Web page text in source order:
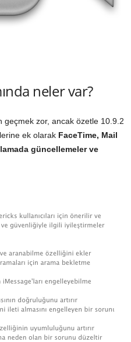
neler var?
zor, ancak özetle 10.9.2
ek olarak FaceTime, Mail
güncellemeler ve